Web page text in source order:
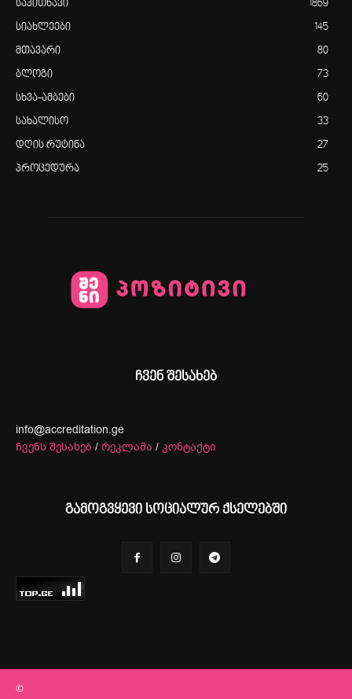
საკითხავი 1869
სიახლეები 145
მთავარი 80
ბლოგი 73
სხვა-ამბები 60
სახალისო 33
დღის რუტინა 27
პროცედურა 25
ჩვენ შესახებ
info@accreditation.ge
ჩვენს შესახებ / რეკლამა / კონტაქტი
გამოგვყევი სოციალურ ქსელებში
©